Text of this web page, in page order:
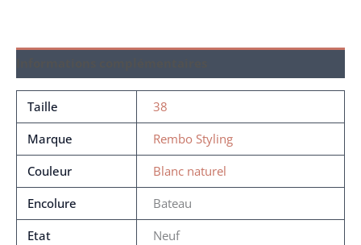
Taille
38
Marque
Rembo Styling
Couleur
Blanc naturel
Encolure
Bateau
Etat
Neuf